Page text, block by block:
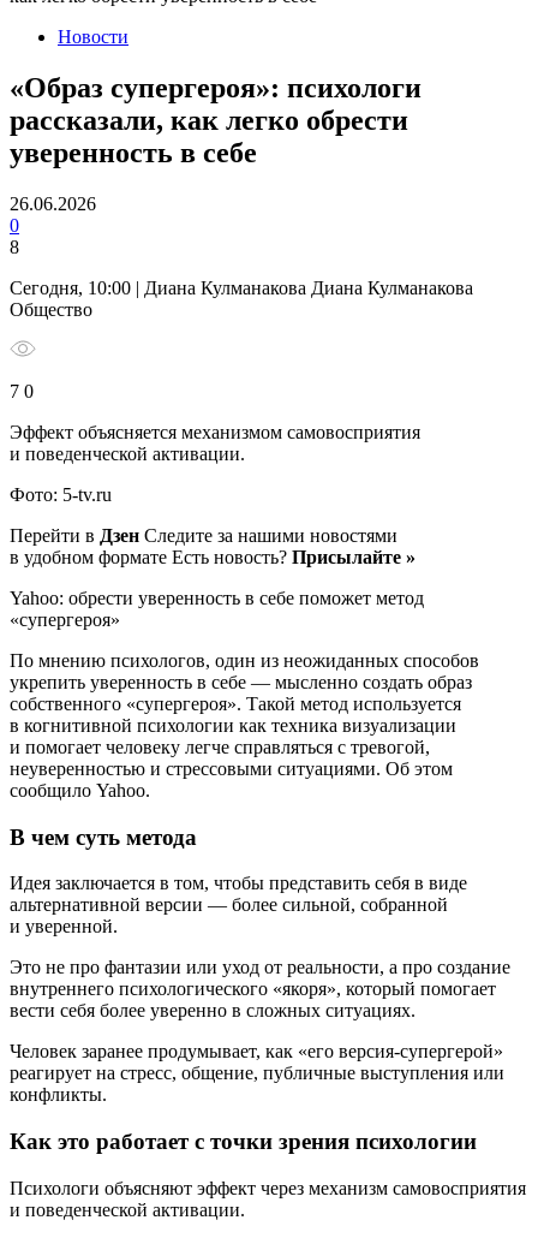
Новости
«Образ супергероя»: психологи
рассказали, как легко обрести
уверенность в себе
26.06.2026
0
8
Сегодня, 10:00 | Диана Кулманакова Диана Кулманакова
Общество
7 0
Эффект объясняется механизмом самовосприятия
и поведенческой активации.
Фото: 5-tv.ru
Перейти в Дзен Следите за нашими новостями
в удобном формате Есть новость? Присылайте »
Yahoo: обрести уверенность в себе поможет метод
«супергероя»
По мнению психологов, один из неожиданных способов
укрепить уверенность в себе — мысленно создать образ
собственного «супергероя». Такой метод используется
в когнитивной психологии как техника визуализации
и помогает человеку легче справляться с тревогой,
неуверенностью и стрессовыми ситуациями. Об этом
сообщило Yahoo.
В чем суть метода
Идея заключается в том, чтобы представить себя в виде
альтернативной версии — более сильной, собранной
и уверенной.
Это не про фантазии или уход от реальности, а про создание
внутреннего психологического «якоря», который помогает
вести себя более уверенно в сложных ситуациях.
Человек заранее продумывает, как «его версия-супергерой»
реагирует на стресс, общение, публичные выступления или
конфликты.
Как это работает с точки зрения психологии
Психологи объясняют эффект через механизм самовосприятия
и поведенческой активации.